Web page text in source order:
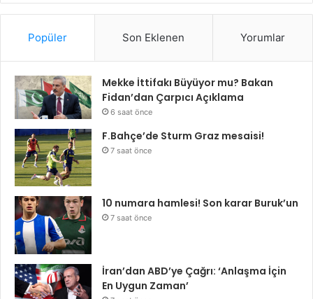
Popüler Son Eklenen Yorumlar
Mekke İttifakı Büyüyor mu? Bakan
Fidan’dan Çarpıcı Açıklama
6 saat önce
F.Bahçe’de Sturm Graz mesaisi!
7 saat önce
10 numara hamlesi! Son karar Buruk’un
7 saat önce
İran’dan ABD’ye Çağrı: ‘Anlaşma İçin
En Uygun Zaman’